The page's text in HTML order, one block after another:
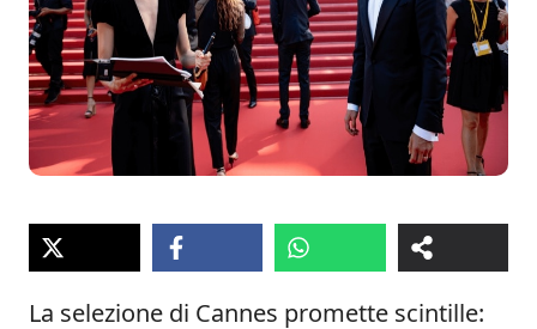
La selezione di Cannes promette scintille: